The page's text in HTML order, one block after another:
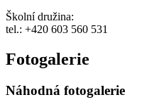
Školní družina:
tel.: +420 603 560 531
Fotogalerie
Náhodná fotogalerie